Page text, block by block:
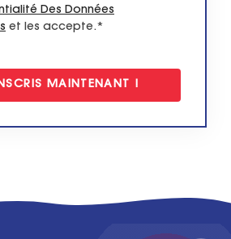
Des Données
et les accepte.*